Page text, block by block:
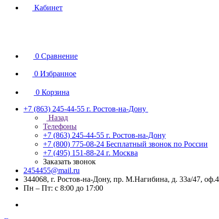
Кабинет
0 Сравнение
0 Избранное
0 Корзина
+7 (863) 245-44-55 г. Ростов-на-Дону
Назад
Телефоны
+7 (863) 245-44-55 г. Ростов-на-Дону
+7 (800) 775-08-24 Бесплатный звонок по России
+7 (495) 151-88-24 г. Москва
Заказать звонок
2454455@mail.ru
344068, г. Ростов-на-Дону, пр. М.Нагибина, д. 33а/47,
Пн – Пт: с 8:00 до 17:00